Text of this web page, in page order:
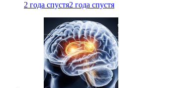
2 года спустя2 года спустя